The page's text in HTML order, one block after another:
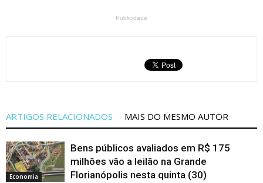
Publicidade
ARTIGOS RELACIONADOS MAIS DO MESMO AUTOR
Economia
Bens públicos avaliados em R$ 175
milhões vão a leilão na Grande
Florianópolis nesta quinta (30)